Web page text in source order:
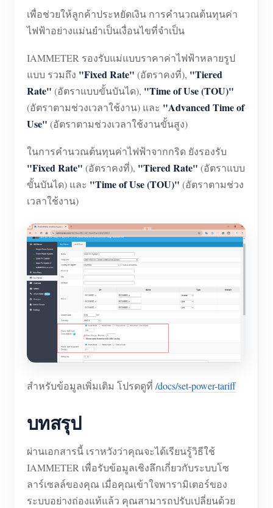
เพื่อช่วยให้ลูกค้าประหยัดเงิน การคำนวณต้นทุนค่า
ไฟฟ้าอย่างแม่นยำเป็นเงื่อนไขที่จำเป็น
IAMMETER รองรับแม่แบบราคาค่าไฟฟ้าหลายรูป
แบบ รวมถึง "Fixed Rate" (อัตราคงที่), "Tiered
Rate" (อัตราแบบขั้นบันได), "Time of Use (TOU)"
(อัตราตามช่วงเวลาใช้งาน) และ "Advanced Time of
Use" (อัตราตามช่วงเวลาใช้งานขั้นสูง)
ในการคำนวณต้นทุนค่าไฟฟ้าจากกริด ยังรองรับ
"Fixed Rate" (อัตราคงที่), "Tiered Rate" (อัตราแบบ
ขั้นบันได) และ "Time of Use (TOU)" (อัตราตามช่วง
เวลาใช้งาน)
สำหรับข้อมูลเพิ่มเติม โปรดดูที่ /docs/set-power-tariff
บทสรุป
ผ่านเอกสารนี้ เราหวังว่าคุณจะได้เรียนรู้วิธีใช้
IAMMETER เพื่อรับข้อมูลเชิงลึกเกี่ยวกับระบบโซ
ลาร์เซลล์ของคุณ เมื่อคุณเข้าใจพารามิเตอร์ของ
ระบบอย่างถ่องแท้แล้ว คุณสามารถปรับเปลี่ยนด้วย